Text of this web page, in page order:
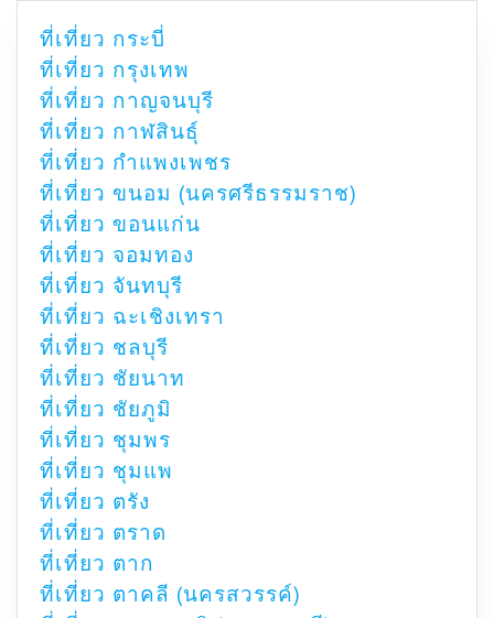
ที่เที่ยว กระบี่
ที่เที่ยว กรุงเทพ
ที่เที่ยว กาญจนบุรี
ที่เที่ยว กาฬสินธุ์
ที่เที่ยว กำแพงเพชร
ที่เที่ยว ขนอม (นครศรีธรรมราช)
ที่เที่ยว ขอนแก่น
ที่เที่ยว จอมทอง
ที่เที่ยว จันทบุรี
ที่เที่ยว ฉะเชิงเทรา
ที่เที่ยว ชลบุรี
ที่เที่ยว ชัยนาท
ที่เที่ยว ชัยภูมิ
ที่เที่ยว ชุมพร
ที่เที่ยว ชุมแพ
ที่เที่ยว ตรัง
ที่เที่ยว ตราด
ที่เที่ยว ตาก
ที่เที่ยว ตาคลี (นครสวรรค์)